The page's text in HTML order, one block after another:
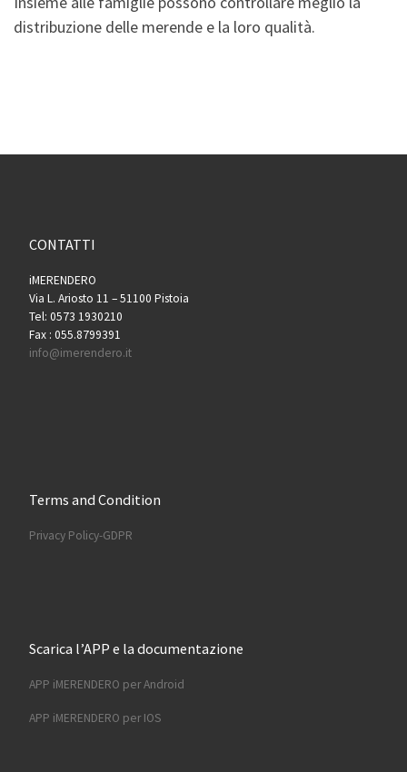
distribuzione delle merende e la loro qualità.
CONTATTI
iMERENDERO
Via L. Ariosto 11 – 51100 Pistoia
Tel: 0573 1930210
Fax : 055.8799391
info@imerendero.it
Terms and Condition
Privacy Policy-GDPR
Scarica l’APP e la documentazione
APP iMERENDERO per Android
APP iMERENDERO per IOS